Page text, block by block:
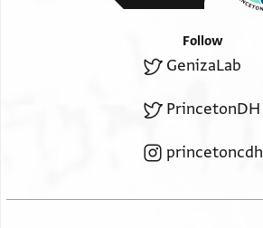
Follow
GenizaLab
PrincetonDH
princetoncdh